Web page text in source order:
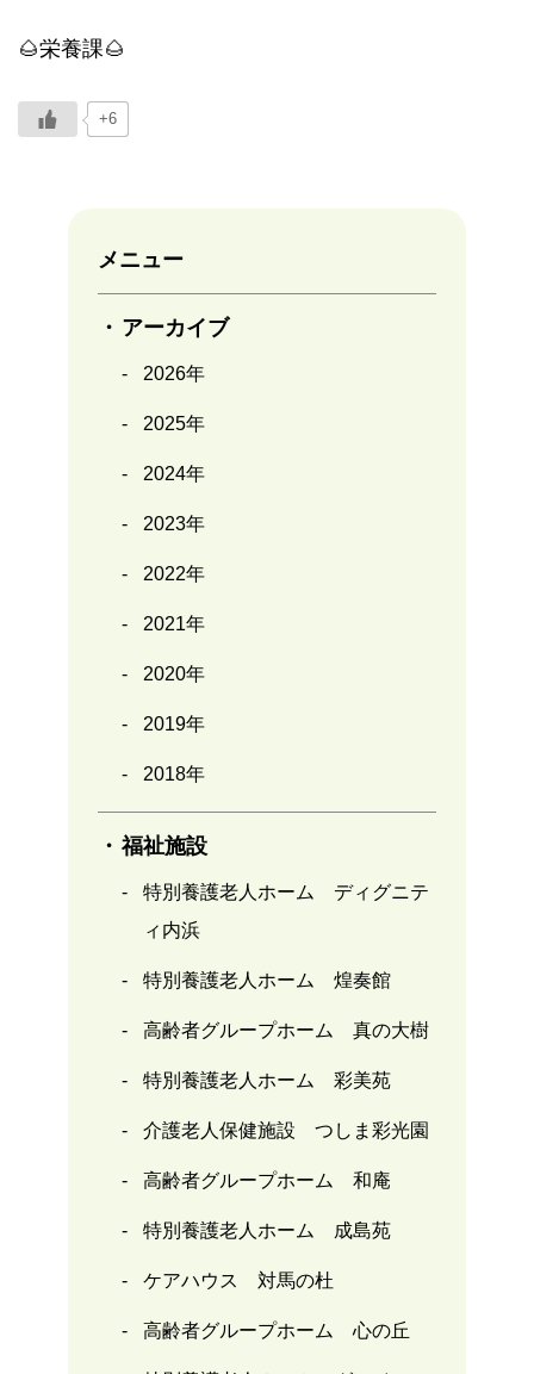
メニュー
アーカイブ
2026年
2025年
2024年
2023年
2022年
2021年
2020年
2019年
2018年
福祉施設
特別養護老人ホーム ディグニテ
ィ内浜
特別養護老人ホーム 煌奏館
高齢者グループホーム 真の大樹
特別養護老人ホーム 彩美苑
介護老人保健施設 つしま彩光園
高齢者グループホーム 和庵
特別養護老人ホーム 成島苑
ケアハウス 対馬の杜
高齢者グループホーム 心の丘
🌰栄養課🌰
+6